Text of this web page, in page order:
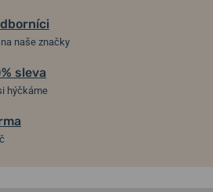
naše značky
sleva
hýčkáme